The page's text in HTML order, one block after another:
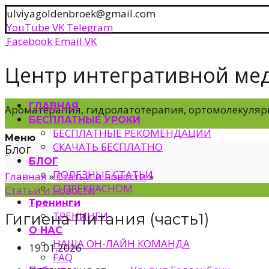
ulviyagoldenbroek@gmail.com
YouTubeVK Telegram
Facebook Email VK
Центр интегративной
Ароматерапия, гидролатотерапия,
Меню
ГЛАВНАЯ
БЕСПЛАТНЫЕ УРОКИ
БЕСПЛАТНЫЕ РЕКОМЕНДАЦИИ
СКАЧАТЬ БЕСПЛАТНО
БЛОГ
ПОЛЕЗНЫЕ СТАТЬИ
О ПРЕКРАСНОМ
Тренинги
ТРЕНИНГИ
О НАС
НАША ОН-ЛАЙН КОМАНДА
FAQ
Блог
Главная »Статьи и новости»
Статьи и новости
Гигиена Питания (часть1)
19.01.2026